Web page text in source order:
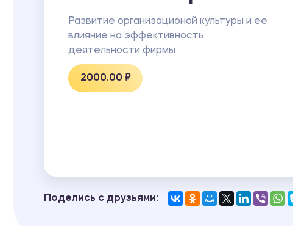
Развитие организационой культуры и ее
влияние на эффективность
деятельности фирмы
2000.00 ₽
Поделись с друзьями: